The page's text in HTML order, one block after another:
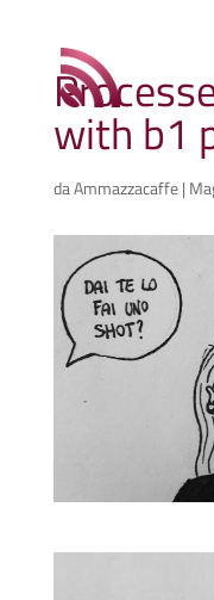
with b1
daAmmazzacaffe|